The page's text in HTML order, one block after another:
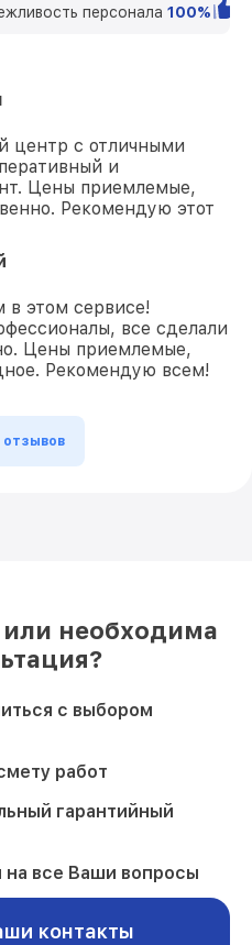
персонала 100%
центр с отличными
и
Цены приемлемые,
Рекомендую этот
в этом сервисе!
все сделали
Цены приемлемые,
Рекомендую всем!
отзывов
необходима
с выбором
работ
гарантийный
все Ваши вопросы
контакты